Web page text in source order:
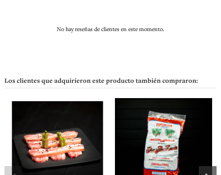
No hay reseñas de clientes en este momento.
Los clientes que adquirieron este producto también compraron: